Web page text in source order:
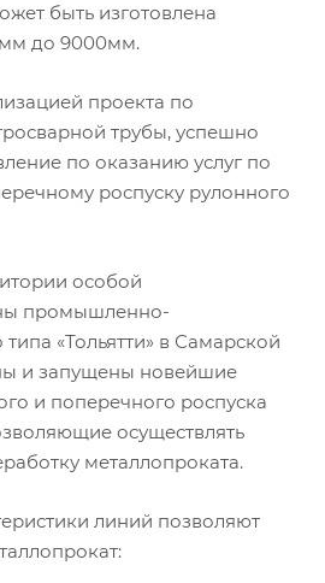
быть изготовлена
до 9000мм.
проекта по
трубы, успешно
по оказанию услуг по
роспуску рулонного
особой
промышленно-
«Тольятти» в Самарской
и запущены новейшие
и поперечного роспуска
осуществлять
металлопроката.
линий позволяют